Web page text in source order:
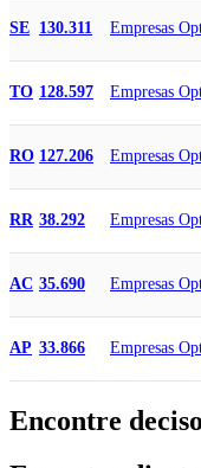
SE 130.311 Empresas
TO 128.597 Empresas
RO 127.206 Empresas
RR 38.292 Empresas
AC 35.690 Empresas
AP 33.866 Empresas
Encontre